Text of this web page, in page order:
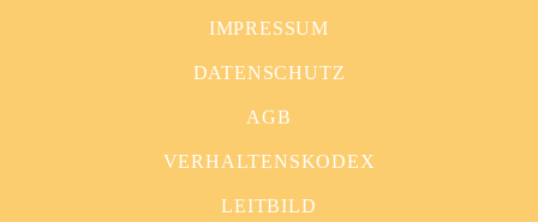
IMPRESSUM
DATENSCHUTZ
AGB
VERHALTENSKODEX
LEITBILD